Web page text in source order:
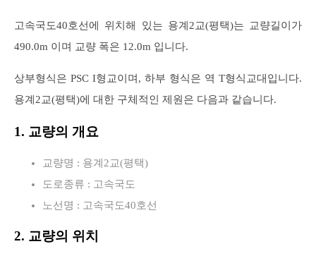
고속국도40호선에 위치해 있는 용계2교(평택)는 교량길이가
490.0m 이며 교량 폭은 12.0m 입니다.
상부형식은 PSC I형교이며, 하부 형식은 역 T형식교대입니다.
용계2교(평택)에 대한 구체적인 제원은 다음과 같습니다.
1. 교량의 개요
교량명 : 용계2교(평택)
도로종류 : 고속국도
노선명 : 고속국도40호선
2. 교량의 위치